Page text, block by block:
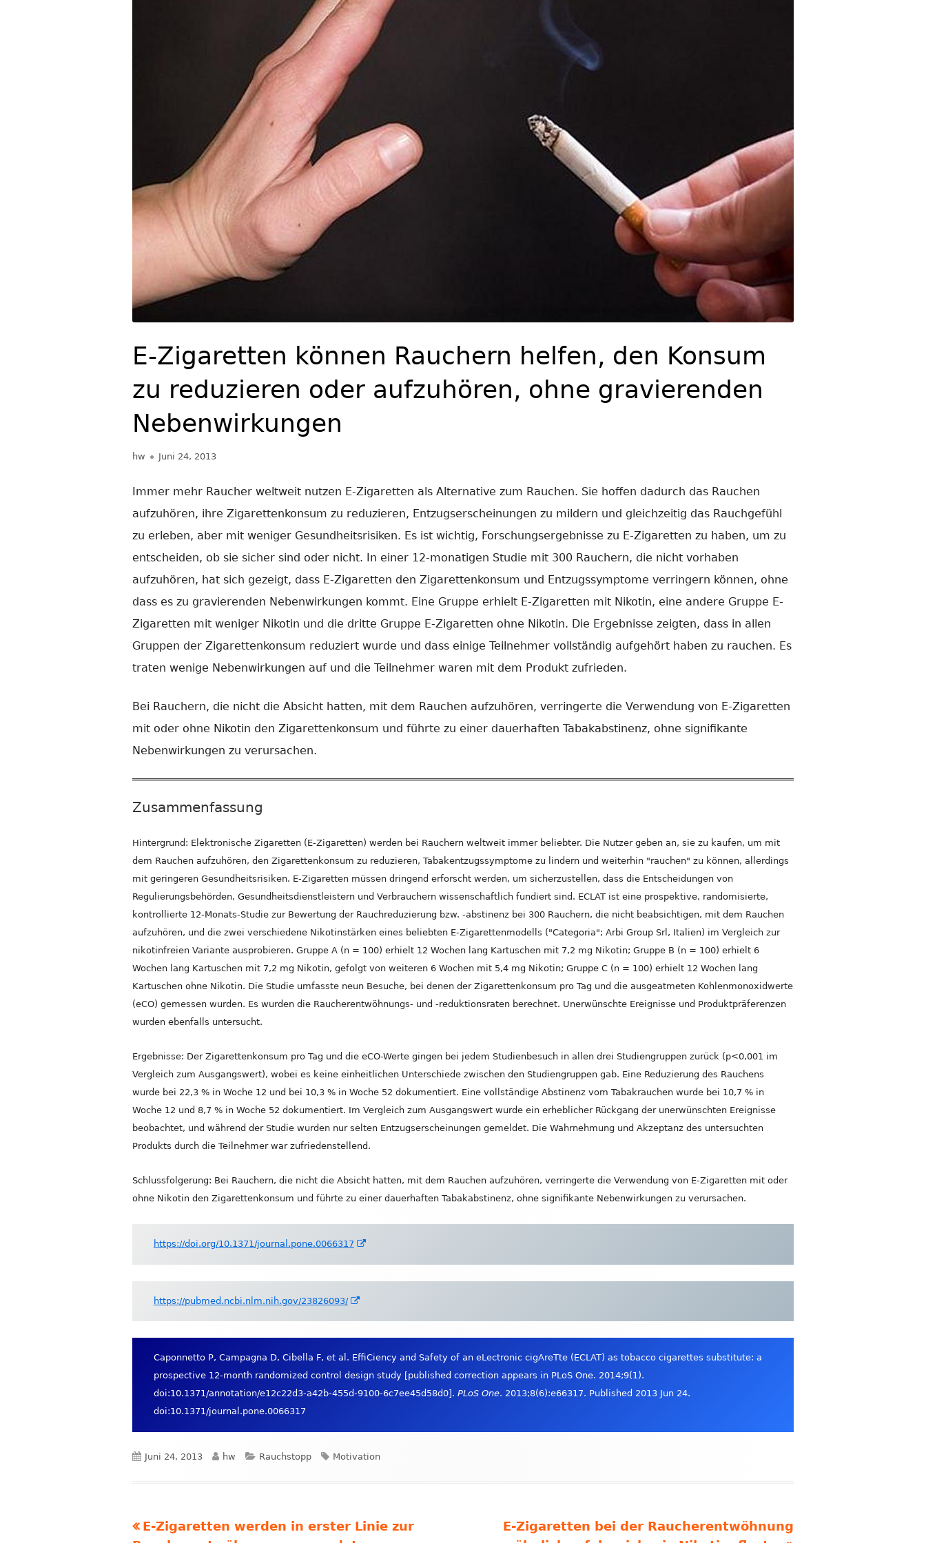
E-Zigaretten können Rauchern helfen, den Konsum
zu reduzieren oder aufzuhören, ohne gravierenden
Nebenwirkungen
Autor
hw
Veröffentlicht
Juni 24, 2013
Immer mehr Raucher weltweit nutzen E-Zigaretten als Alternative zum Rauchen. Sie hoffen dadurch das Rauchen
aufzuhören, ihre Zigarettenkonsum zu reduzieren, Entzugserscheinungen zu mildern und gleichzeitig das Rauchgefühl
zu erleben, aber mit weniger Gesundheitsrisiken. Es ist wichtig, Forschungsergebnisse zu E-Zigaretten zu haben, um zu
entscheiden, ob sie sicher sind oder nicht. In einer 12-monatigen Studie mit 300 Rauchern, die nicht vorhaben
aufzuhören, hat sich gezeigt, dass E-Zigaretten den Zigarettenkonsum und Entzugssymptome verringern können, ohne
dass es zu gravierenden Nebenwirkungen kommt. Eine Gruppe erhielt E-Zigaretten mit Nikotin, eine andere Gruppe E-
Zigaretten mit weniger Nikotin und die dritte Gruppe E-Zigaretten ohne Nikotin. Die Ergebnisse zeigten, dass in allen
Gruppen der Zigarettenkonsum reduziert wurde und dass einige Teilnehmer vollständig aufgehört haben zu rauchen. Es
traten wenige Nebenwirkungen auf und die Teilnehmer waren mit dem Produkt zufrieden.
Bei Rauchern, die nicht die Absicht hatten, mit dem Rauchen aufzuhören, verringerte die Verwendung von E-Zigaretten
mit oder ohne Nikotin den Zigarettenkonsum und führte zu einer dauerhaften Tabakabstinenz, ohne signifikante
Nebenwirkungen zu verursachen.
Zusammenfassung
Hintergrund: Elektronische Zigaretten (E-Zigaretten) werden bei Rauchern weltweit immer beliebter. Die Nutzer geben an, sie zu kaufen, um mit
dem Rauchen aufzuhören, den Zigarettenkonsum zu reduzieren, Tabakentzugssymptome zu lindern und weiterhin "rauchen" zu können, allerdings
mit geringeren Gesundheitsrisiken. E-Zigaretten müssen dringend erforscht werden, um sicherzustellen, dass die Entscheidungen von
Regulierungsbehörden, Gesundheitsdienstleistern und Verbrauchern wissenschaftlich fundiert sind. ECLAT ist eine prospektive, randomisierte,
kontrollierte 12-Monats-Studie zur Bewertung der Rauchreduzierung bzw. -abstinenz bei 300 Rauchern, die nicht beabsichtigen, mit dem Rauchen
aufzuhören, und die zwei verschiedene Nikotinstärken eines beliebten E-Zigarettenmodells ("Categoria"; Arbi Group Srl, Italien) im Vergleich zur
nikotinfreien Variante ausprobieren. Gruppe A (n = 100) erhielt 12 Wochen lang Kartuschen mit 7,2 mg Nikotin; Gruppe B (n = 100) erhielt 6
Wochen lang Kartuschen mit 7,2 mg Nikotin, gefolgt von weiteren 6 Wochen mit 5,4 mg Nikotin; Gruppe C (n = 100) erhielt 12 Wochen lang
Kartuschen ohne Nikotin. Die Studie umfasste neun Besuche, bei denen der Zigarettenkonsum pro Tag und die ausgeatmeten Kohlenmonoxidwerte
(eCO) gemessen wurden. Es wurden die Raucherentwöhnungs- und -reduktionsraten berechnet. Unerwünschte Ereignisse und Produktpräferenzen
wurden ebenfalls untersucht.
Ergebnisse: Der Zigarettenkonsum pro Tag und die eCO-Werte gingen bei jedem Studienbesuch in allen drei Studiengruppen zurück (p<0,001 im
Vergleich zum Ausgangswert), wobei es keine einheitlichen Unterschiede zwischen den Studiengruppen gab. Eine Reduzierung des Rauchens
wurde bei 22,3 % in Woche 12 und bei 10,3 % in Woche 52 dokumentiert. Eine vollständige Abstinenz vom Tabakrauchen wurde bei 10,7 % in
Woche 12 und 8,7 % in Woche 52 dokumentiert. Im Vergleich zum Ausgangswert wurde ein erheblicher Rückgang der unerwünschten Ereignisse
beobachtet, und während der Studie wurden nur selten Entzugserscheinungen gemeldet. Die Wahrnehmung und Akzeptanz des untersuchten
Produkts durch die Teilnehmer war zufriedenstellend.
Schlussfolgerung: Bei Rauchern, die nicht die Absicht hatten, mit dem Rauchen aufzuhören, verringerte die Verwendung von E-Zigaretten mit oder
ohne Nikotin den Zigarettenkonsum und führte zu einer dauerhaften Tabakabstinenz, ohne signifikante Nebenwirkungen zu verursachen.
https://doi.org/10.1371/journal.pone.0066317
Fenster
https://pubmed.ncbi.nlm.nih.gov/23826093/
Fenster
öffnen
Caponnetto P, Campagna D, Cibella F, et al. EffiCiency and Safety of an eLectronic cigAreTte (ECLAT) as tobacco cigarettes substitute: a
prospective 12-month randomized control design study [published correction appears in PLoS One. 2014;9(1).
doi:10.1371/annotation/e12c22d3-a42b-455d-9100-6c7ee45d58d0]. PLoS One. 2013;8(6):e66317. Published 2013 Jun 24.
doi:10.1371/journal.pone.0066317
Veröffentlicht
Juni 24, 2013 Autor
hw Kategorien
Rauchstopp Schlagwörter
Motivation
Beitrags-
Vorheriger
E-Zigaretten werden in erster Linie zur
Nächster
E-Zigaretten bei der Raucherentwöhnung